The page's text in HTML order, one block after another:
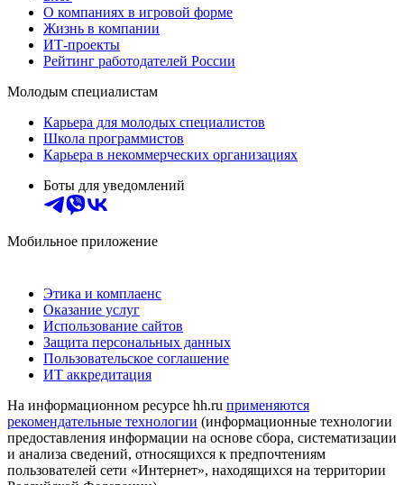
О компаниях в игровой форме
Жизнь в компании
ИТ-проекты
Рейтинг работодателей России
Молодым специалистам
Карьера для молодых специалистов
Школа программистов
Карьера в некоммерческих организациях
Боты для уведомлений
Мобильное приложение
Этика и комплаенс
Оказание услуг
Использование сайтов
Защита персональных данных
Пользовательское соглашение
ИТ аккредитация
На информационном ресурсе hh.ru применяются
рекомендательные технологии (информационные технологии
предоставления информации на основе сбора, систематизации
и анализа сведений, относящихся к предпочтениям
пользователей сети «Интернет», находящихся на территории